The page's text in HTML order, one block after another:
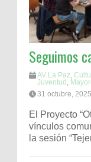
Seguimos
AV La Paz,
Juventud,
31 octubre, 2025
El Proyecto
vínculos
la sesión